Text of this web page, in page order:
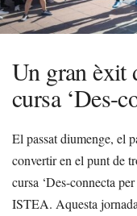
Un gran èxit
cursa ‘Des-
El passat diumenge, el
convertir en el punt de
cursa ‘Des-connecta
ISTEA. Aquesta